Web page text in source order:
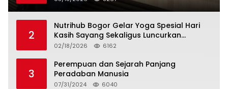
2
Nutrihub Bogor Gelar Yoga Spesial Hari
Kasih Sayang Sekaligus Luncurkan
Tropicana Slim Beras Porang Golden Ube
02/18/2026 6162
3
Perempuan dan Sejarah Panjang
Peradaban Manusia
07/31/2024 6040